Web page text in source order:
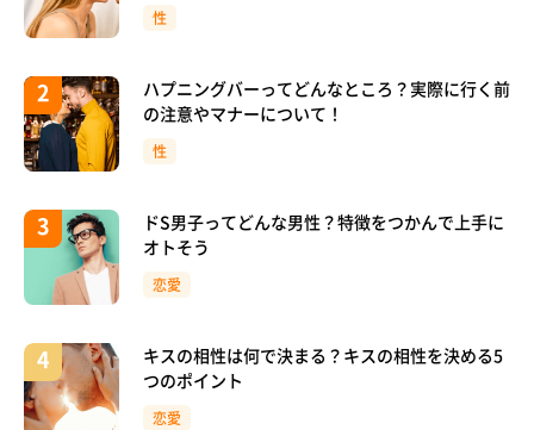
性
ハプニングバーってどんなところ？実際に行く前
の注意やマナーについて！
性
ドS男子ってどんな男性？特徴をつかんで上手に
オトそう
恋愛
キスの相性は何で決まる？キスの相性を決める5
つのポイント
恋愛